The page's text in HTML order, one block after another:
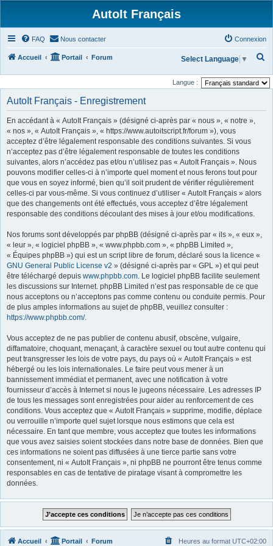
AutoIt Français
FAQ Nous contacter Connexion
Accueil Portail Forum
c
Select Language ▼
Langue :
AutoIt Français - Enregistrement
En accédant à « AutoIt Français » (désigné ci-après par « nous », « notre »,
« nos », « AutoIt Français », « https://www.autoitscript.fr/forum »), vous
acceptez d’être légalement responsable des conditions suivantes. Si vous
n’acceptez pas d’être légalement responsable de toutes les conditions
suivantes, alors n’accédez pas et/ou n’utilisez pas « AutoIt Français ». Nous
pouvons modifier celles-ci à n’importe quel moment et nous ferons tout pour
que vous en soyez informé, bien qu’il soit prudent de vérifier régulièrement
celles-ci par vous-même. Si vous continuez d’utiliser « AutoIt Français » alors
que des changements ont été effectués, vous acceptez d’être légalement
responsable des conditions découlant des mises à jour et/ou modifications.
Nos forums sont développés par phpBB (désigné ci-après par « ils », « eux »,
« leur », « logiciel phpBB », « www.phpbb.com », « phpBB Limited »,
« Équipes phpBB ») qui est un script libre de forum, déclaré sous la licence «
GNU General Public License v2 » (désigné ci-après par « GPL ») et qui peut
être téléchargé depuis www.phpbb.com. Le logiciel phpBB facilite seulement
les discussions sur Internet. phpBB Limited n’est pas responsable de ce que
nous acceptons ou n’acceptons pas comme contenu ou conduite permis. Pour
de plus amples informations au sujet de phpBB, veuillez consulter :
https://www.phpbb.com/.
Vous acceptez de ne pas publier de contenu abusif, obscène, vulgaire,
diffamatoire, choquant, menaçant, à caractère sexuel ou tout autre contenu qui
peut transgresser les lois de votre pays, du pays où « AutoIt Français » est
hébergé ou les lois internationales. Le faire peut vous mener à un
bannissement immédiat et permanent, avec une notification à votre
fournisseur d’accès à Internet si nous le jugeons nécessaire. Les adresses IP
de tous les messages sont enregistrées pour aider au renforcement de ces
conditions. Vous acceptez que « AutoIt Français » supprime, modifie, déplace
ou verrouille n’importe quel sujet lorsque nous estimons que cela est
nécessaire. En tant que membre, vous acceptez que toutes les informations
que vous avez saisies soient stockées dans notre base de données. Bien que
ces informations ne soient pas diffusées à une tierce partie sans votre
consentement, ni « AutoIt Français », ni phpBB ne pourront être tenus comme
responsables en cas de tentative de piratage visant à compromettre les
données.
Accueil Portail Forum Heures au format UTC+02:00